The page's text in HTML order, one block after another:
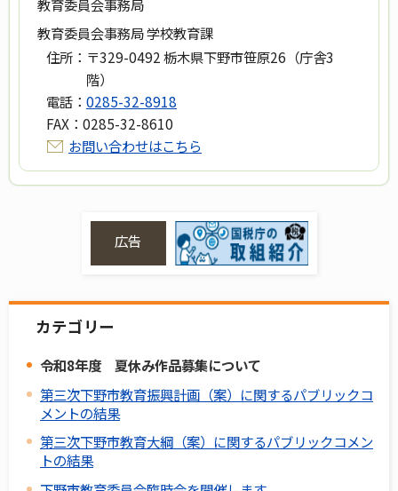
教育委員会事務局
教育委員会事務局 学校教育課
住所： 〒329-0492 栃木県下野市笹原26（庁舎3
階）
電話： 0285-32-8918
FAX： 0285-32-8610
お問い合わせはこちら
広告
カテゴリー
令和8年度 夏休み作品募集について
第三次下野市教育振興計画（案）に関するパブリックコ
メントの結果
第三次下野市教育大綱（案）に関するパブリックコメン
トの結果